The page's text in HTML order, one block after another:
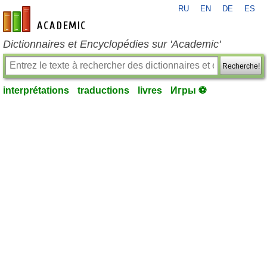
fr-academic.com
RU EN DE ES
Dictionnaires et Encyclopédies sur 'Academic'
Recherche!
interprétations traductions livres Игры ⚽